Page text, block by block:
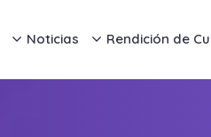
Noticias Rendición de